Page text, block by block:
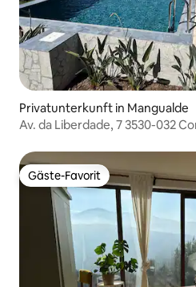
Privatunterkunft in Mangualde
Gäste-Favorit
Gäste-Favorit